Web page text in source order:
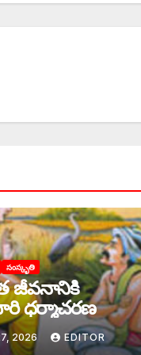
సంస్కృతి
జీవనానికి
ధర్మాచరణ
2026 EDITOR